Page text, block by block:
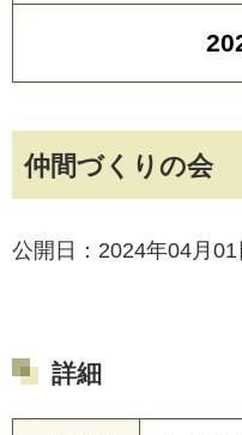
仲間づくりの会
公開日：2024年04月
詳細